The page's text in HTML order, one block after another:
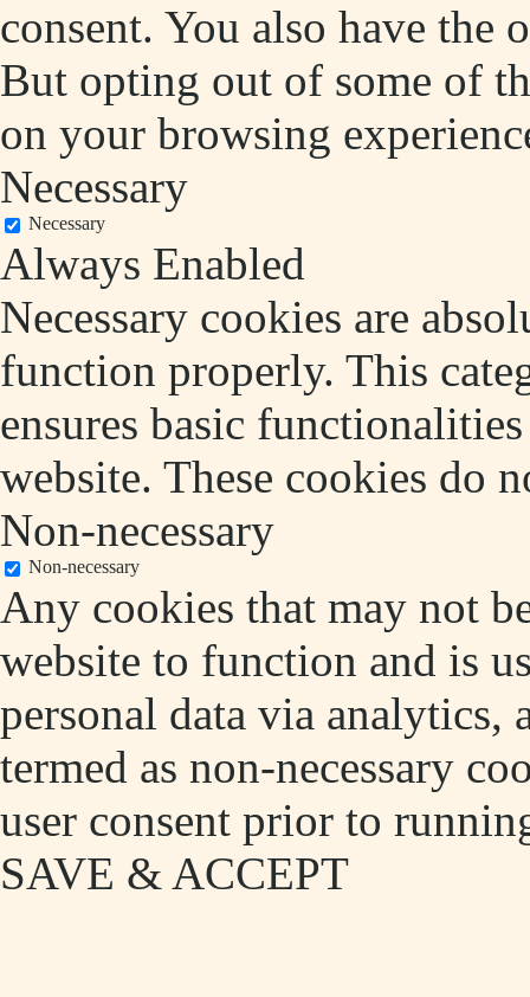
consent. You also have the
But opting out of some of
on your browsing
Necessary
Necessary
Always Enabled
Necessary cookies are
function properly. This
ensures basic
website. These cookies do
Non-necessary
Non-necessary
Any cookies that may not
website to function and is
personal data via analytics,
termed as non-necessary
user consent prior to
SAVE & ACCEPT